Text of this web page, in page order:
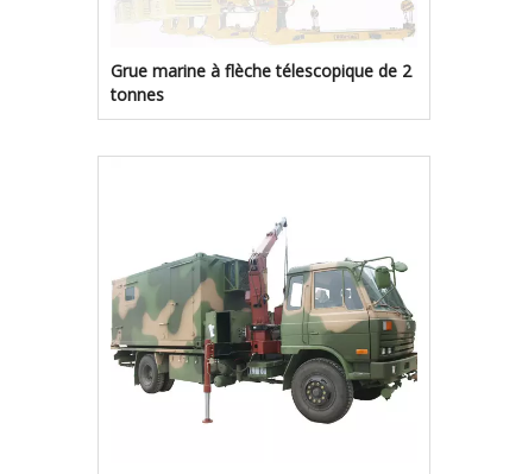
Grue marine à flèche télescopique de 2
tonnes